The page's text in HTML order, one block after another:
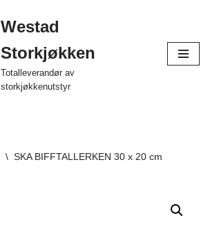
Westad
Storkjøkken
Totalleverandør av
storkjøkkenutstyr
\ SKA BIFFTALLERKEN 30 x 20 cm